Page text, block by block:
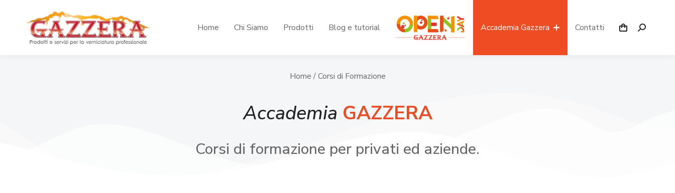
Home Chi Siamo Prodotti Blog e tutorial Accademia Gazzera Contatti
Home / Corsi di Formazione
Accademia GAZZERA
Corsi di formazione per privati ed aziende.